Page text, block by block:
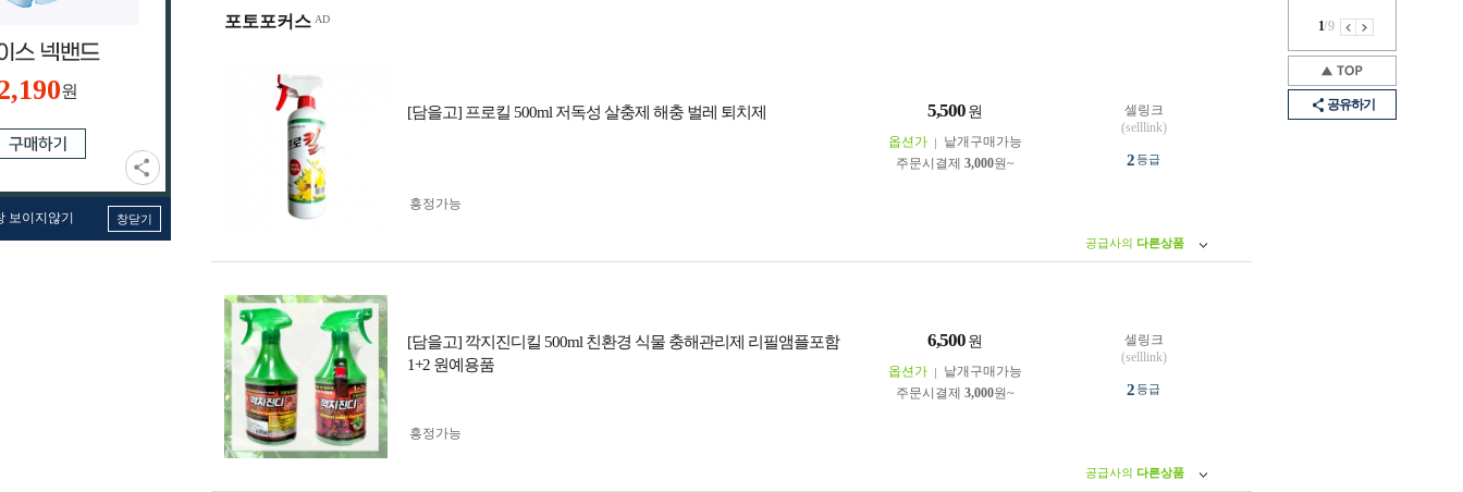
원
보이지않기 창닫기
1/9
공유하기
포토포커스
[담을고] 프로킬 500ml 저독성 살충제 해충 벌레 퇴치제 5,500 원
옵션가
낱개구매가능
주문시결제 3,000원~
흥정가능
셀링크
(selllink)
2등급
공급사의 다른상품
[담을고] 깍지진디킬 500ml 친환경 식물 충해관리제 리필앰플포함
1+2 원예용품
6,500 원
옵션가
낱개구매가능
주문시결제 3,000원~
흥정가능
셀링크
(selllink)
2등급
공급사의 다른상품